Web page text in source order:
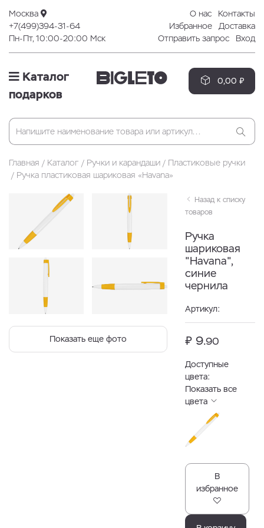
Москва
+7(499)394-31-64
Пн-Пт, 10:00-20:00 Мск
О нас
Контакты
Избранное
Доставка
Отправить запрос
Вход
Каталог
подарков
0,00 ₽
Главная Каталог Ручки и карандаши
Пластиковые ручки
Ручка пластиковая шариковая «Havana»
Показать еще фото
Назад к списку
товаров
Ручка
шариковая
"Havana",
синие
чернила
Артикул:
₽ 9.90
Доступные
цвета:
Показать все
цвета
В
избранное